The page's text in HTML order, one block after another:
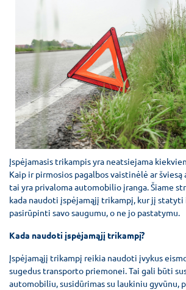
Įspėjamasis trikampis yra neatsiejama
Kaip ir pirmosios pagalbos vaistinėlė ar
tai yra privaloma automobilio įranga. Šiame
kada naudoti įspėjamąjį trikampį, kur jį statyti
pasirūpinti savo saugumu, o ne jo pastatymu.
Kada naudoti įspėjamąjį trikampį?
Įspėjamąjį trikampį reikia naudoti įvykus
sugedus transporto priemonei. Tai gali būti
automobiliu, susidūrimas su laukiniu gyvūnu,